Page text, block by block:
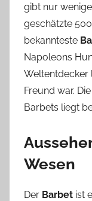
gibt nur
geschätzte
bekannteste
Napoleons
Weltentdecker
Freund war.
Barbets liegt
Wesen
Der Barbet ist